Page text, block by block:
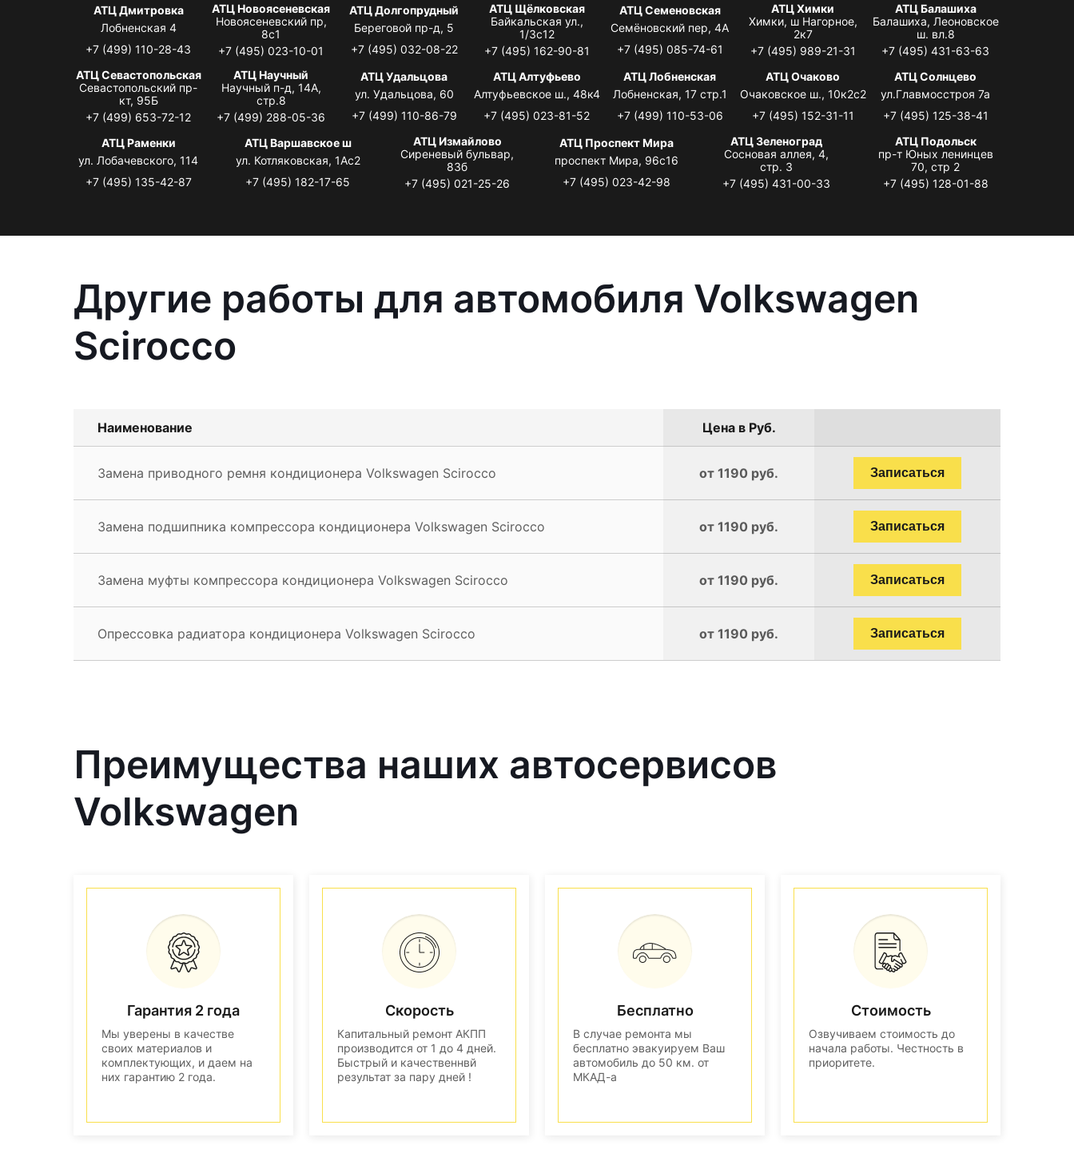
АТЦ Дмитровка
Лобненская 4
+7 (499) 110-28-43
АТЦ Новоясеневская
Новоясеневский пр,
8с1
+7 (495) 023-10-01
АТЦ Долгопрудный
Береговой пр-д, 5
+7 (495) 032-08-22
АТЦ Щёлковская
Байкальская ул.,
1/3с12
+7 (495) 162-90-81
АТЦ Семеновская
Семёновский пер, 4А
+7 (495) 085-74-61
АТЦ Химки
Химки, ш Нагорное,
2к7
+7 (495) 989-21-31
АТЦ Балашиха
Балашиха, Леоновское
ш. вл.8
+7 (495) 431-63-63
АТЦ Севастопольская
Севастопольский пр-
кт, 95Б
+7 (499) 653-72-12
АТЦ Научный
Научный п-д, 14А,
стр.8
+7 (499) 288-05-36
АТЦ Удальцова
ул. Удальцова, 60
+7 (499) 110-86-79
АТЦ Алтуфьево
Алтуфьевское ш., 48к4
+7 (495) 023-81-52
АТЦ Лобненская
Лобненская, 17 стр.1
+7 (499) 110-53-06
АТЦ Очаково
Очаковское ш., 10к2с2
+7 (495) 152-31-11
АТЦ Солнцево
ул.Главмосстроя 7а
+7 (495) 125-38-41
АТЦ Раменки
ул. Лобачевского, 114
+7 (495) 135-42-87
АТЦ Варшавское ш
ул. Котляковская, 1Ас2
+7 (495) 182-17-65
АТЦ Измайлово
Сиреневый бульвар,
83б
+7 (495) 021-25-26
АТЦ Проспект Мира
проспект Мира, 96с16
+7 (495) 023-42-98
АТЦ Зеленоград
Сосновая аллея, 4,
стр. 3
+7 (495) 431-00-33
АТЦ Подольск
пр-т Юных ленинцев
70, стр 2
+7 (495) 128-01-88
Другие работы для автомобиля Volkswagen
Scirocco
Наименование Цена в Руб.
Замена приводного ремня кондиционера Volkswagen Scirocco от 1190 руб. Записаться
Замена подшипника компрессора кондиционера Volkswagen Scirocco от 1190 руб. Записаться
Замена муфты компрессора кондиционера Volkswagen Scirocco от 1190 руб. Записаться
Опрессовка радиатора кондиционера Volkswagen Scirocco от 1190 руб. Записаться
Преимущества наших автосервисов
Volkswagen
Гарантия 2 года
Мы уверены в качестве
своих материалов и
комплектующих, и даем на
них гарантию 2 года.
Скорость
Капитальный ремонт АКПП
производится от 1 до 4 дней.
Быстрый и качественнвй
результат за пару дней !
Бесплатно
В случае ремонта мы
бесплатно эвакуируем Ваш
автомобиль до 50 км. от
МКАД-а
Стоимость
Озвучиваем стоимость до
начала работы. Честность в
приоритете.